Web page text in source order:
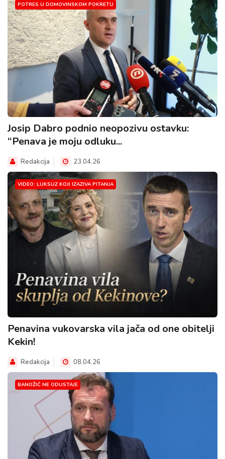
POTRES U DOMOVINSKOM POKRETU
Josip Dabro podnio neopozivu ostavku:
“Penava je moju odluku...
Redakcija 23.04.26
VIDEO: LUKSUZ KOJI IZAZIVA PITANJA
Penavina vukovarska vila jača od one obitelji
Kekin!
Redakcija 08.04.26
BANOŽIĆ NE ODUSTAJE